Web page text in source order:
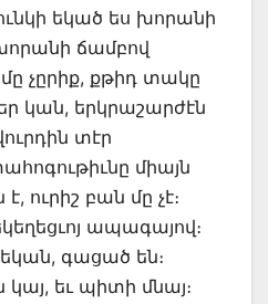
եկած ես խորանի
ճամբով
չըրիք, քթիդ տակը
կան, երկրաշարժէն
տէր
միայն
ուրիշ բան մը չէ։
ապագայով։
գացած են։
կայ, եւ պիտի մնայ։